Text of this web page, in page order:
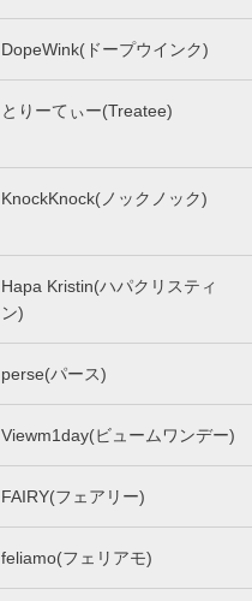
DopeWink(ドープウインク)
とりーてぃー(Treatee)
KnockKnock(ノックノック)
Hapa Kristin(ハパクリスティ
ン)
perse(パース)
Viewm1day(ビュームワンデー)
FAIRY(フェアリー)
feliamo(フェリアモ)